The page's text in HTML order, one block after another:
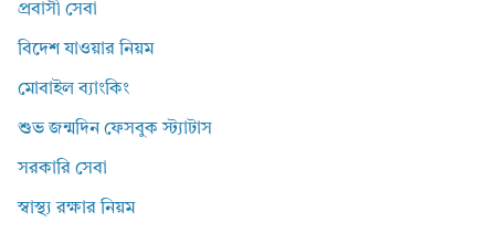
প্রবাসী সেবা
বিদেশ যাওয়ার নিয়ম
মোবাইল ব্যাংকিং
শুভ জন্মদিন ফেসবুক স্ট্যাটাস
সরকারি সেবা
স্বাস্থ্য রক্ষার নিয়ম